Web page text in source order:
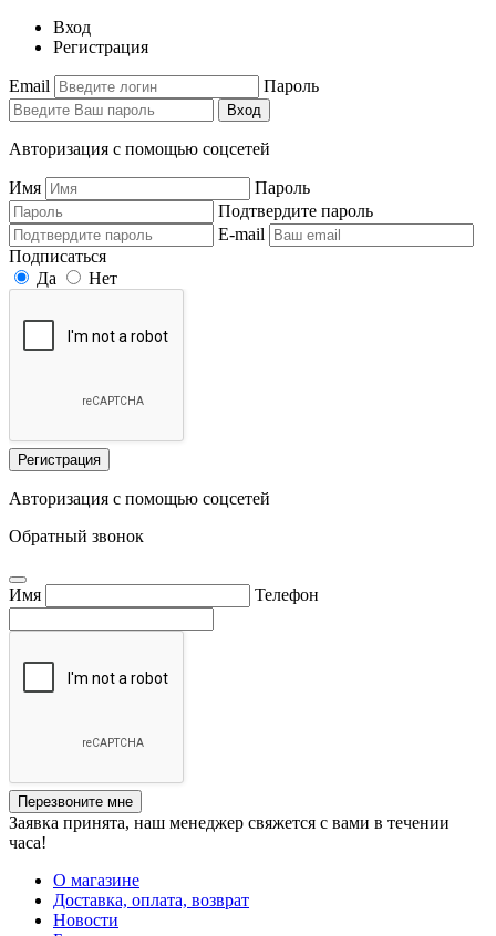
Вход
Регистрация
Email Пароль
Вход
Авторизация с помощью соцсетей
Имя
Пароль
Подтвердите пароль
E-mail
Подписаться
Да
Нет
Регистрация
Авторизация с помощью соцсетей
Обратный звонок
Имя Телефон
Перезвоните мне
Заявка принята, наш менеджер свяжется с вами в течении
часа!
О магазине
Доставка, оплата, возврат
Новости